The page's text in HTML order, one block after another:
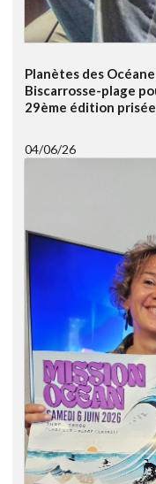
Planètes des
Biscarrosse-plage
29ème édition
04/06/26